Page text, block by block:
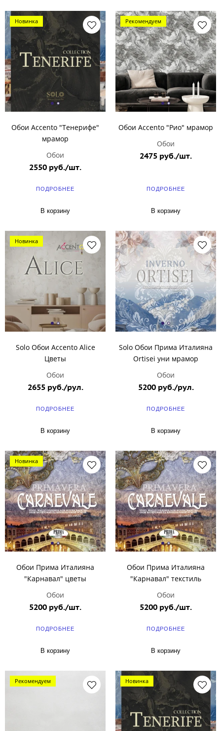
Новинка
Обои Accento "Тенерифе"
мрамор
Обои
2550 руб./шт.
ПОДРОБНЕЕ
В корзину
Рекомендуем
Обои Accento "Рио" мрамор
Обои
2475 руб./шт.
ПОДРОБНЕЕ
В корзину
Новинка
Solo Обои Accento Alice
Цветы
Обои
2655 руб./рул.
ПОДРОБНЕЕ
В корзину
Solo Обои Прима Италияна
Ortisei уни мрамор
Обои
5200 руб./рул.
ПОДРОБНЕЕ
В корзину
Новинка
Обои Прима Италияна
"Карнавал" цветы
Обои
5200 руб./шт.
ПОДРОБНЕЕ
В корзину
Обои Прима Италияна
"Карнавал" текстиль
Обои
5200 руб./шт.
ПОДРОБНЕЕ
В корзину
Рекомендуем Новинка